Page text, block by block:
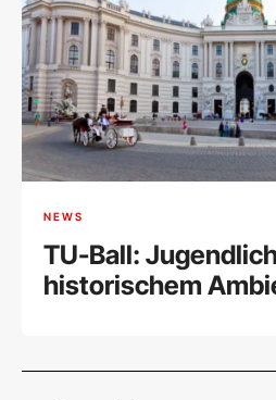
NEWS
TU-Ball:
historischem